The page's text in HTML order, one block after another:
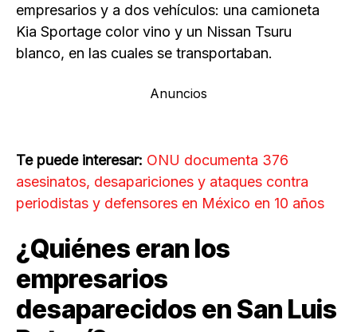
empresarios y a dos vehículos: una camioneta
Kia Sportage color vino y un Nissan Tsuru
blanco, en las cuales se transportaban.
Anuncios
Te puede interesar: ONU documenta 376
asesinatos, desapariciones y ataques contra
periodistas y defensores en México en 10 años
¿Quiénes eran los
empresarios
desaparecidos en San Luis